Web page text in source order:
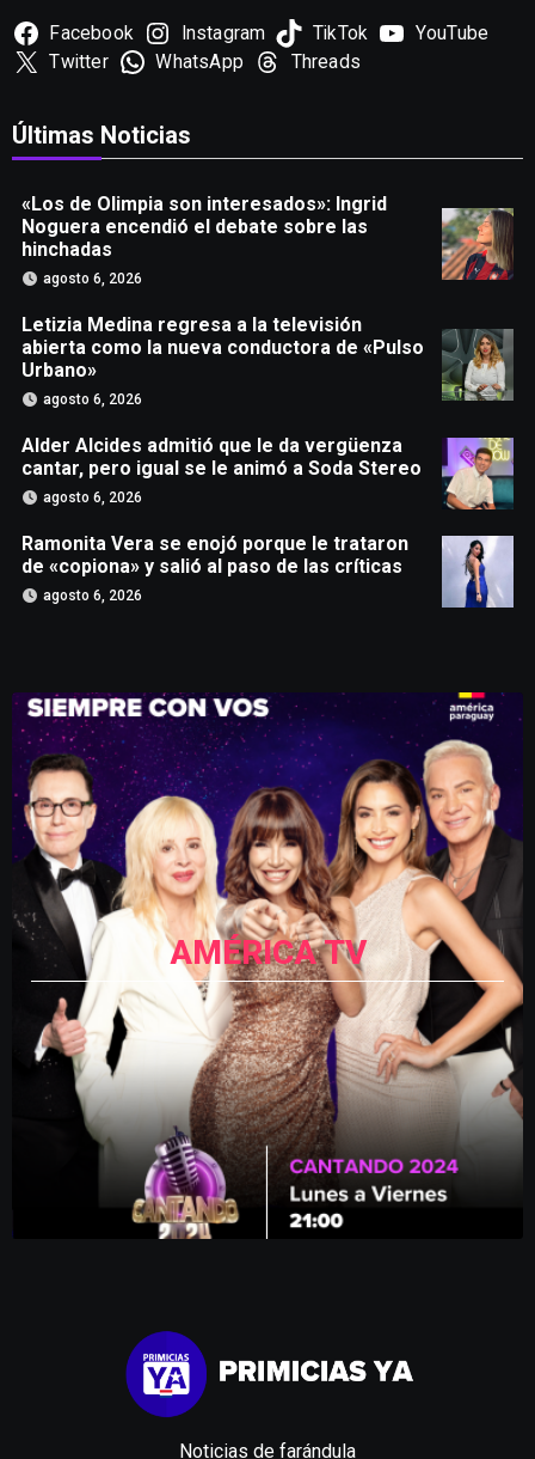
Facebook Instagram TikTok
YouTube
Twitter
WhatsApp Threads
Últimas Noticias
«Los de Olimpia son interesados»: Ingrid
Noguera encendió el debate sobre las
hinchadas
agosto 6, 2026
Letizia Medina regresa a la televisión
abierta como la nueva conductora de «Pulso
Urbano»
agosto 6, 2026
Alder Alcides admitió que le da vergüenza
cantar, pero igual se le animó a Soda Stereo
agosto 6, 2026
Ramonita Vera se enojó porque le trataron
de «copiona» y salió al paso de las críticas
agosto 6, 2026
AMÉRICA TV
Noticias de farándula